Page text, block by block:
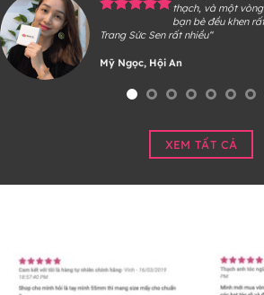
thạch, và một
bạn bè đều khen
Trang Sức Sen rất nhiều“
Mỹ Ngọc, Hội An
XEM TẤT CẢ